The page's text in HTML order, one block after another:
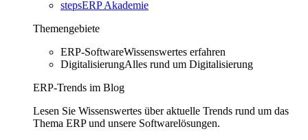
stepsERP Akademie
Themengebiete
ERP-SoftwareWissenswertes erfahren
DigitalisierungAlles rund um Digitalisierung
ERP-Trends im Blog
Lesen Sie Wissenswertes über aktuelle Trends rund um das
Thema ERP und unsere Softwarelösungen.